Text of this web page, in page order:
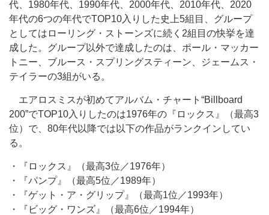
代、1980年代、1990年代、2000年代、2010年代、2020
年代の6つの年代でTOP10入りした史上5組目、グループ
としてはローリング・ストーンズに続く2組目の快挙を達
成した。グループ以外で達成したのは、ポール・マッカー
トニー、ブルース・スプリングスティーン、ジェームス・
テイラーの3組がいる。
エアロスミスが初めてアルバム・チャート“Billboard
200”でTOP10入りしたのは1976年の『ロックス』（最高3
位）で、80年代以降では以下の作品がランクインしてい
る。
・『ロックス』（最高3位／1976年）
・『パンプ』（最高5位／1989年）
・『ゲット・ア・グリップ』（最高1位／1993年）
・『ビッグ・ワンズ』（最高6位／1994年）